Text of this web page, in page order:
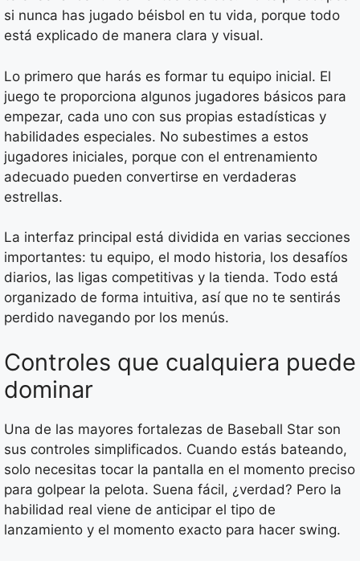
si nunca has jugado béisbol en tu vida, porque todo
está explicado de manera clara y visual.
Lo primero que harás es formar tu equipo inicial. El
juego te proporciona algunos jugadores básicos para
empezar, cada uno con sus propias estadísticas y
habilidades especiales. No subestimes a estos
jugadores iniciales, porque con el entrenamiento
adecuado pueden convertirse en verdaderas
estrellas.
La interfaz principal está dividida en varias secciones
importantes: tu equipo, el modo historia, los desafíos
diarios, las ligas competitivas y la tienda. Todo está
organizado de forma intuitiva, así que no te sentirás
perdido navegando por los menús.
Controles que cualquiera puede
dominar
Una de las mayores fortalezas de Baseball Star son
sus controles simplificados. Cuando estás bateando,
solo necesitas tocar la pantalla en el momento preciso
para golpear la pelota. Suena fácil, ¿verdad? Pero la
habilidad real viene de anticipar el tipo de
lanzamiento y el momento exacto para hacer swing.